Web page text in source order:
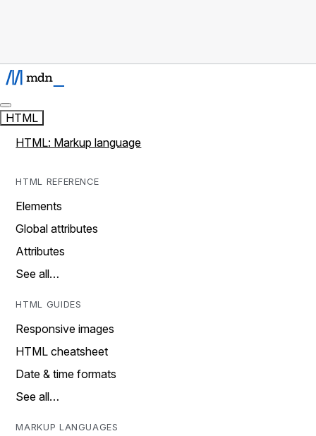
HTML
HTML: Markup language
HTML REFERENCE
Elements
Global attributes
Attributes
See all…
HTML GUIDES
Responsive images
HTML cheatsheet
Date & time formats
See all…
MARKUP LANGUAGES